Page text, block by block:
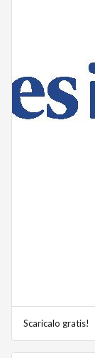
Scaricalo gratis!